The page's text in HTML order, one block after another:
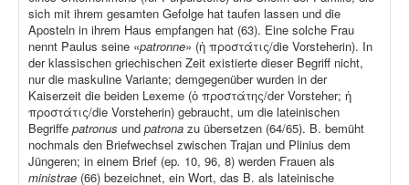
sich mit ihrem gesamten Gefolge hat taufen lassen und die
Aposteln in ihrem Haus empfangen hat (63). Eine solche Frau
nennt Paulus seine «patronne» (ἡ προστάτις/die Vorsteherin). In
der klassischen griechischen Zeit existierte dieser Begriff nicht,
nur die maskuline Variante; demgegenüber wurden in der
Kaiserzeit die beiden Lexeme (ὁ προστάτης/der Vorsteher; ἡ
προστάτις/die Vorsteherin) gebraucht, um die lateinischen
Begriffe patronus und patrona zu übersetzen (64/65). B. bemüht
nochmals den Briefwechsel zwischen Trajan und Plinius dem
Jüngeren; in einem Brief (ep. 10, 96, 8) werden Frauen als
ministrae (66) bezeichnet, ein Wort, das B. als lateinische